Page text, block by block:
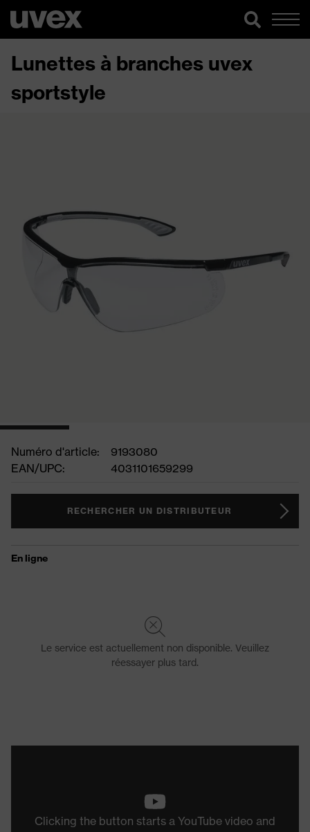
Lunettes à branches uvex
sportstyle
Numéro d'article:
9193080
EAN/UPC:
4031101659299
RECHERCHER UN DISTRIBUTEUR
Clicking the button starts a YouTube video and